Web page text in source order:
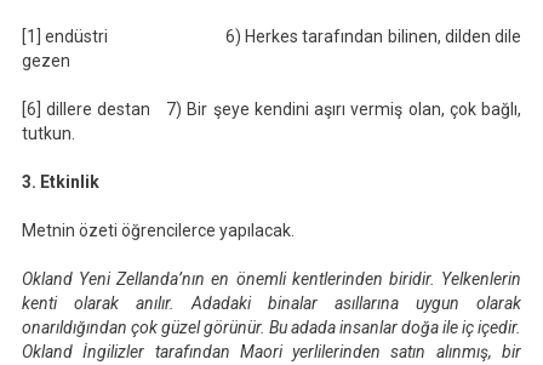
[1] endüstri 6) Herkes tarafından bilinen, dilden dile
gezen
[6] dillere destan 7) Bir şeye kendini aşırı vermiş olan, çok bağlı,
tutkun.
3. Etkinlik
Metnin özeti öğrencilerce yapılacak.
Okland Yeni Zellanda’nın en önemli kentlerinden biridir. Yelkenlerin
kenti olarak anılır. Adadaki binalar asıllarına uygun olarak
onarıldığından çok güzel görünür. Bu adada insanlar doğa ile iç içedir.
Okland İngilizler tarafından Maori yerlilerinden satın alınmış, bir